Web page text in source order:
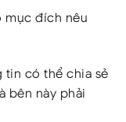
mục đích nêu
tin có thể chia sẻ
bên này phải